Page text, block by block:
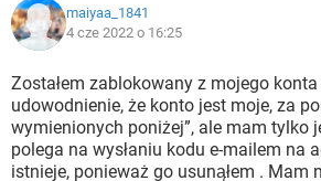
maiyaa_1841
4 cze 2022 o 16:25
Zostałem zablokowany z mojego
udowodnienie, że konto jest moje, za
wymienionych poniżej”, ale mam tylko
polega na wysłaniu kodu e-mailem na
istnieje, ponieważ go usunąłem . Mam